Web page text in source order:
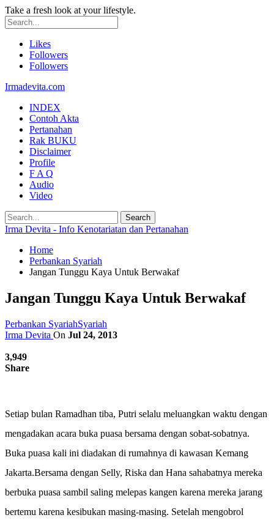
Take a fresh look at your lifestyle.
Likes
Followers
Followers
Irmadevita.com
INDEX
Contoh Akta
Pertanahan
Rak BUKU
Disclaimer
Profile
F A Q
Audio
Video
Irma Devita - Info Kenotariatan dan Pertanahan
Home
Perbankan Syariah
Jangan Tunggu Kaya Untuk Berwakaf
Jangan Tunggu Kaya Untuk Berwakaf
Perbankan SyariahSyariah
Irma Devita On Jul 24, 2013
3,949
Share
Setiap bulan Ramadhan tiba, Putri selalu meluangkan waktu dengan
mengadakan acara buka puasa bersama dengan sobat-sobatnya.
Buka puasa kali ini diadakan di rumahnya di kawasan Kemang
Jakarta.Bersama dengan Selly, Riska dan Hana sahabatnya mereka
berbuka puasa sambil saling melepas kangen karena mereka jarang
bertemu karena kesibukan masing-masing. Setelah mengobrol